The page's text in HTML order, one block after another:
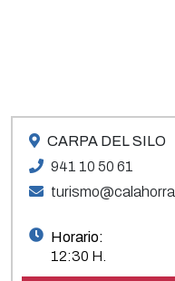
CARPA DEL SILO
941 10 50 61
Horario:
12:30 H.